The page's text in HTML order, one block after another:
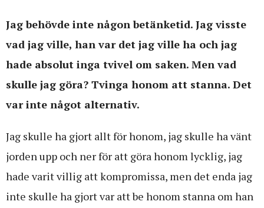
Jag behövde inte någon betänketid. Jag visste
vad jag ville, han var det jag ville ha och jag
hade absolut inga tvivel om saken. Men vad
skulle jag göra? Tvinga honom att stanna. Det
var inte något alternativ.
Jag skulle ha gjort allt för honom, jag skulle ha vänt
jorden upp och ner för att göra honom lycklig, jag
hade varit villig att kompromissa, men det enda jag
inte skulle ha gjort var att be honom stanna om han